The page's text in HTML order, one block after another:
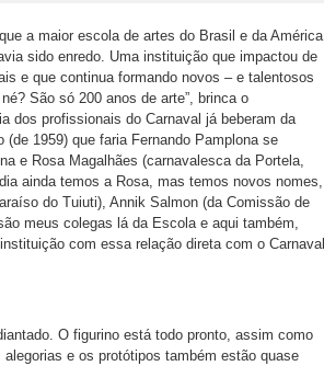
a maior escola de artes do Brasil e da América
sido enredo. Uma instituição que impactou de
e que continua formando novos – e talentosos
São só 200 anos de arte”, brinca o
dos profissionais do Carnaval já beberam da
1959) que faria Fernando Pamplona se
e Rosa Magalhães (carnavalesca da Portela,
ainda temos a Rosa, mas temos novos nomes,
do Tuiuti), Annik Salmon (da Comissão de
meus colegas lá da Escola e aqui também,
com essa relação direta com o Carnaval
O figurino está todo pronto, assim como
e os protótipos também estão quase